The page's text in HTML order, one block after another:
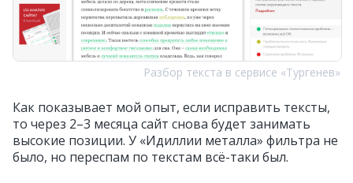
Разбор текста в сервисе «Тургенев»
Как показывает мой опыт, если исправить тексты,
то через 2–3 месяца сайт снова будет занимать
высокие позиции. У «Идиллии металла» фильтра не
было, но переспам по текстам всё-таки был.